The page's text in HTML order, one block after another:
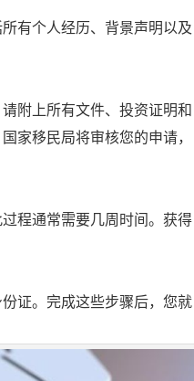
有个人经历、背景声明以及
附上所有文件、投资证明和
家移民局将审核您的申请，
程通常需要几周时间。获得
证。完成这些步骤后，您就